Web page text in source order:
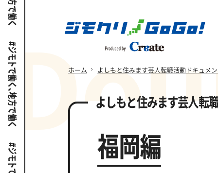
ホーム よしもと住みます芸人転職活動ドキュメ
Dou
よしもと住みます芸人転
福岡編